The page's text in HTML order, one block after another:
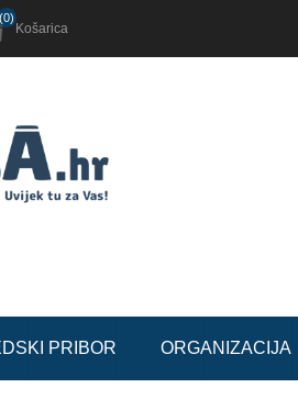
Košarica
(0)
PRIBOR ORGANIZACIJA